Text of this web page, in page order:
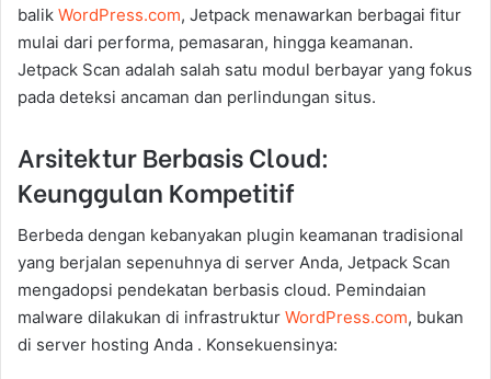
balik WordPress.com, Jetpack menawarkan berbagai fitur
mulai dari performa, pemasaran, hingga keamanan.
Jetpack Scan adalah salah satu modul berbayar yang fokus
pada deteksi ancaman dan perlindungan situs.
Arsitektur Berbasis Cloud:
Keunggulan Kompetitif
Berbeda dengan kebanyakan plugin keamanan tradisional
yang berjalan sepenuhnya di server Anda, Jetpack Scan
mengadopsi pendekatan berbasis cloud. Pemindaian
malware dilakukan di infrastruktur WordPress.com, bukan
di server hosting Anda . Konsekuensinya: